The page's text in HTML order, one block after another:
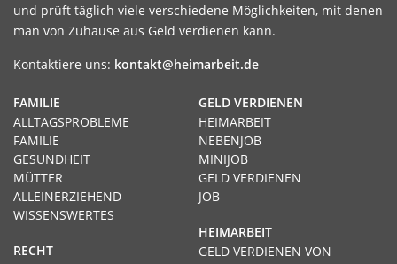
und prüft täglich viele verschiedene Möglichkeiten, mit denen
man von Zuhause aus Geld verdienen kann.
Kontaktiere uns: kontakt@heimarbeit.de
GELD VERDIENEN
HEIMARBEIT
NEBENJOB
MINIJOB
GELD VERDIENEN
JOB
HEIMARBEIT
GELD VERDIENEN VON
FAMILIE
ALLTAGSPROBLEME
FAMILIE
GESUNDHEIT
MÜTTER
ALLEINERZIEHEND
WISSENSWERTES
RECHT